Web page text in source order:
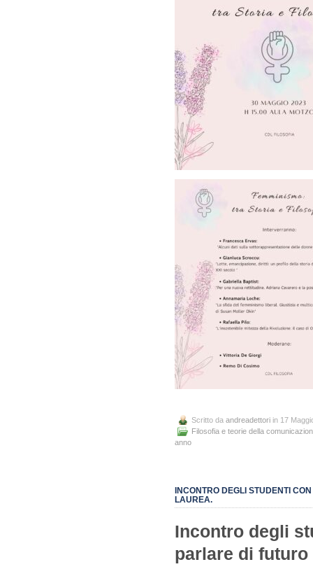
Scritto da andreadettori in 17
Filosofia e teorie della
anno
INCONTRO DEGLI STUDENTI
LAUREA.
Incontro degli
parlare di